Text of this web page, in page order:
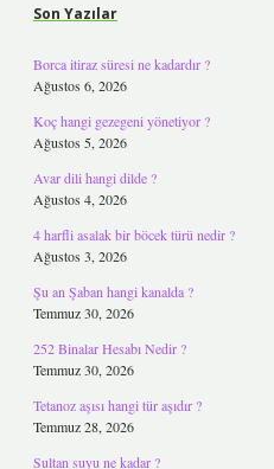
Son Yazılar
Borca itiraz süresi ne kadardır ?
Ağustos 6, 2026
Koç hangi gezegeni yönetiyor ?
Ağustos 5, 2026
Avar dili hangi dilde ?
Ağustos 4, 2026
4 harfli asalak bir böcek türü nedir ?
Ağustos 3, 2026
Şu an Şaban hangi kanalda ?
Temmuz 30, 2026
252 Binalar Hesabı Nedir ?
Temmuz 30, 2026
Tetanoz aşısı hangi tür aşıdır ?
Temmuz 28, 2026
Sultan suyu ne kadar ?